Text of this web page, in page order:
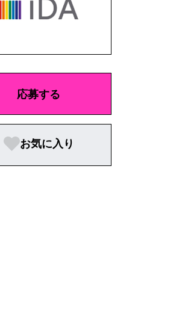
応募する
お気に入り